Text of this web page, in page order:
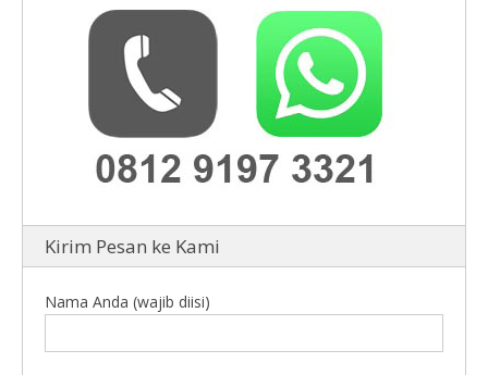
Kirim Pesan ke Kami
Nama Anda (wajib diisi)